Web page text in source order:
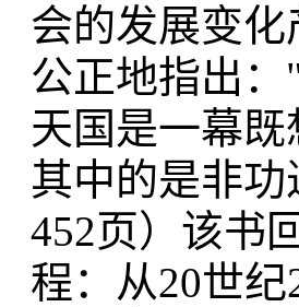
会的发展变
公正地指出
天国是一幕
其中的是非
452页）该书
程：从20世